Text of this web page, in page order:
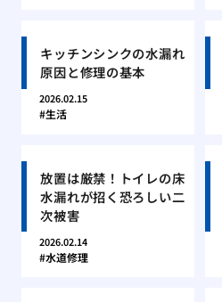
キッチンシンクの水漏れ
原因と修理の基本
2026.02.15
生活
放置は厳禁！トイレの床
水漏れが招く恐ろしい二
次被害
2026.02.14
水道修理